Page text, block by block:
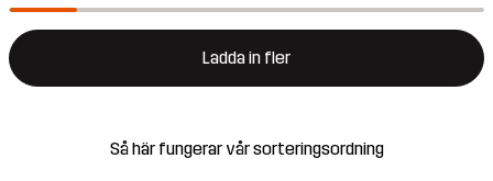
Ladda in fler
Så här fungerar vår sorteringsordning